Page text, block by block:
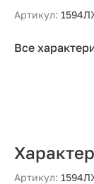
Артикул:
Все
Артикул: